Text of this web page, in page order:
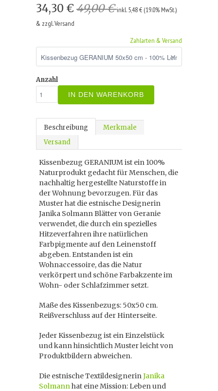
34,30 € 49,00 €inkl. 5,48 € (19.0% MwSt.)
& zzgl. Versand
Zahlarten & Versand
Anzahl
IN DEN WARENKORB
Beschreibung
Merkmale
Versand
Kissenbezug GERANIUM ist ein 100%
Naturprodukt gedacht für Menschen, die
nachhaltig hergestellte Naturstoffe in
der Wohnung bevorzugen. Für das
Muster hat die estnische Designerin
Janika Solmann Blätter von Geranie
verwendet, die durch ein spezielles
Hitzeverfahren ihre natürlichen
Farbpigmente auf den Leinenstoff
abgeben. Entstanden ist ein
Wohnaccessoire, das die Natur
verkörpert und schöne Farbakzente im
Wohn- oder Schlafzimmer setzt.
Maße des Kissenbezugs: 50x50 cm.
Reißverschluss auf der Hinterseite.
Jeder Kissenbezug ist ein Einzelstück
und kann hinsichtlich Muster leicht von
Produktbildern abweichen.
Die estnische TextildesignerinJanika
Solmannhat eine Mission: Leben und